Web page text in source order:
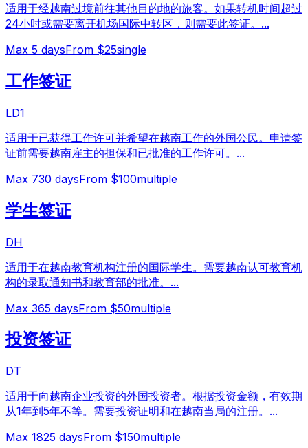
适用于经越南过境前往其他目的地的旅客。如果转机时间超过
24小时或需要离开机场国际中转区，则需要此签证。 ...
Max 5 daysFrom $25single
工作签证
LD1
适用于已获得工作许可并希望在越南工作的外国公民。申请签
证前需要越南雇主的担保和已批准的工作许可。 ...
Max 730 daysFrom $100multiple
学生签证
DH
适用于在越南教育机构注册的国际学生。需要越南认可教育机
构的录取通知书和教育部的批准。 ...
Max 365 daysFrom $50multiple
投资签证
DT
适用于向越南企业投资的外国投资者。根据投资金额，有效期
从1年到5年不等。需要投资证明和在越南当局的注册。 ...
Max 1825 daysFrom $150multiple